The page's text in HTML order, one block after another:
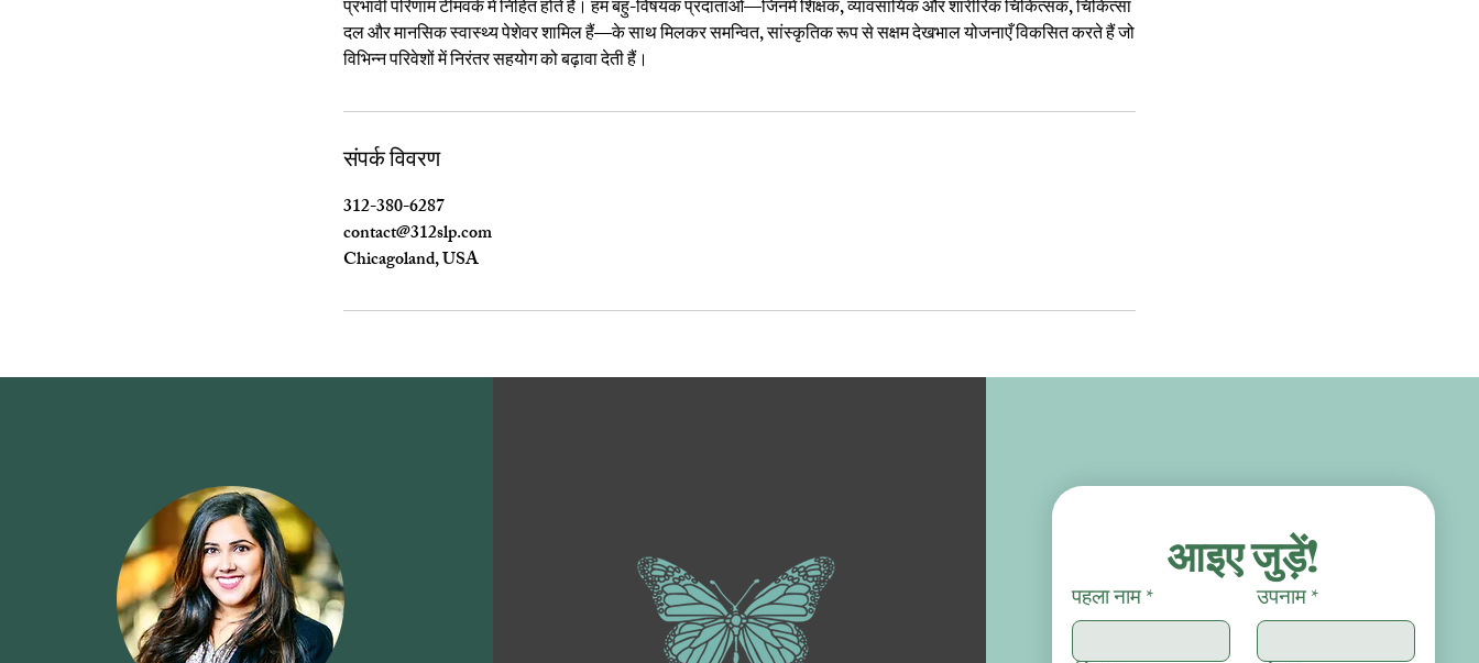
प्रभावी परिणाम टीमवर्क में निहित होते हैं। हम बहु-विषयक प्रदाताओं—जिनमें शिक्षक, व्यावसायिक और शारीरिक चिकित्सक, चिकित्सा
दल और मानसिक स्वास्थ्य पेशेवर शामिल हैं—के साथ मिलकर समन्वित, सांस्कृतिक रूप से सक्षम देखभाल योजनाएँ विकसित करते हैं जो
विभिन्न परिवेशों में निरंतर सहयोग को बढ़ावा देती हैं।
संपर्क विवरण
312-380-6287
contact@312slp.com
Chicagoland, USA
आइए जुड़ें!
पहला नाम * उपनाम *